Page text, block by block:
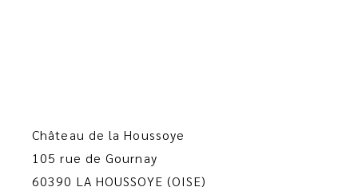
Château de la Houssoye
105 rue de Gournay
60390 LA HOUSSOYE (OISE)